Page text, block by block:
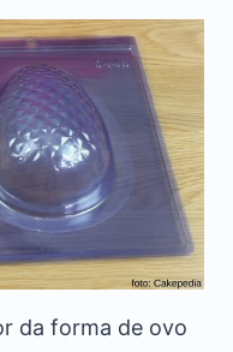
da forma de ovo